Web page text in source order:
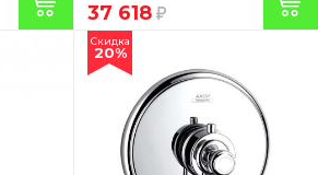
37 618
Скидка
20%